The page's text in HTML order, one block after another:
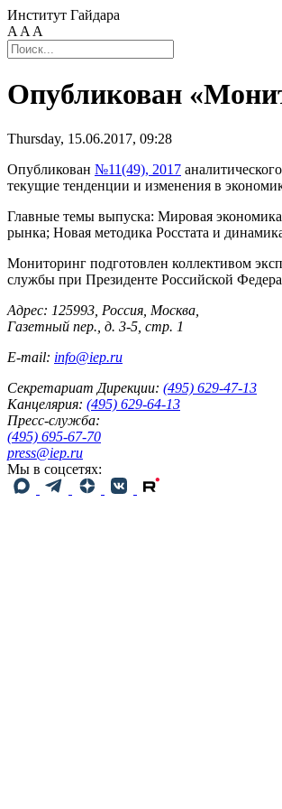
Институт Гайдара
A A A
Опубликован
Thursday, 15.06.2017, 09:28
Опубликован №11(49), 2017
текущие тенденции и изменения в
Главные темы выпуска: Мировая
рынка; Новая методика Росстата и
Мониторинг подготовлен коллективом
службы при Президенте Российской
Адрес: 125993, Россия, Москва,
Газетный пер., д. 3-5, стр. 1
E-mail: info@iep.ru
Секретариат Дирекции: (495) 629-47-13
Канцелярия: (495) 629-64-13
Пресс-служба:
(495) 695-67-70
press@iep.ru
Мы в соцсетях: